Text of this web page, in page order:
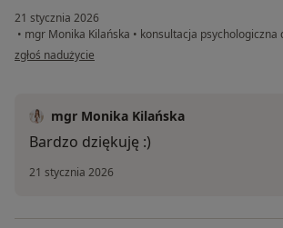
21 stycznia 2026
• mgr Monika Kilańska • konsultacja psychologiczna
w opinii użytkownika M
zgłoś nadużycie
mgr Monika Kilańska
Bardzo dziękuję :)
21 stycznia 2026